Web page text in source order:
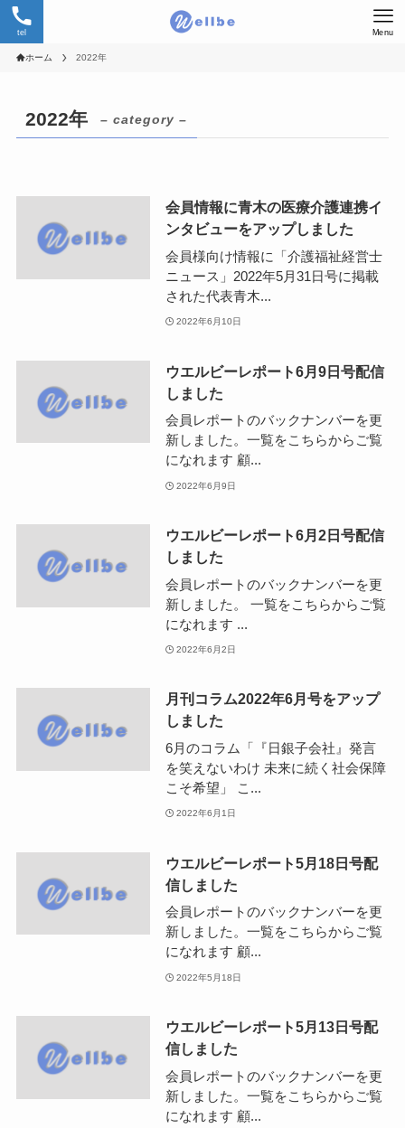
tel Menu
ホーム 2022年
2022年 – category –
会員情報に青木の医療介護連携イ
ンタビューをアップしました
会員様向け情報に「介護福祉経営士
ニュース」2022年5月31日号に掲載
された代表青木...
2022年6月10日
ウエルビーレポート6月9日号配信
しました
会員レポートのバックナンバーを更
新しました。一覧をこちらからご覧
になれます 顧...
2022年6月9日
ウエルビーレポート6月2日号配信
しました
会員レポートのバックナンバーを更
新しました。 一覧をこちらからご覧
になれます ...
2022年6月2日
月刊コラム2022年6月号をアップ
しました
6月のコラム「『日銀子会社』発言
を笑えないわけ 未来に続く社会保障
こそ希望」 こ...
2022年6月1日
ウエルビーレポート5月18日号配
信しました
会員レポートのバックナンバーを更
新しました。一覧をこちらからご覧
になれます 顧...
2022年5月18日
ウエルビーレポート5月13日号配
信しました
会員レポートのバックナンバーを更
新しました。一覧をこちらからご覧
になれます 顧...